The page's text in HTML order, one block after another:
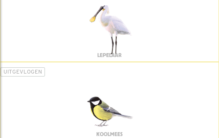
LEPELAAR
UITGEVLOGEN
KOOLMEES